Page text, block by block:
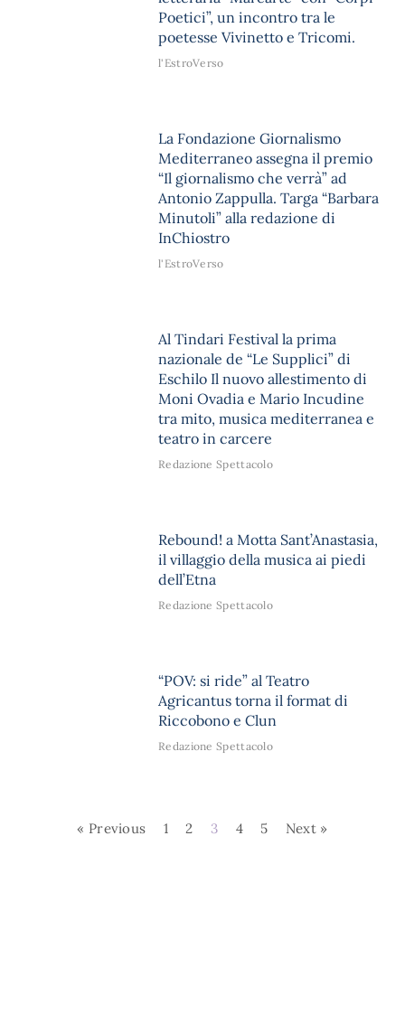
Poetici”, un incontro tra le
poetesse Vivinetto e Tricomi.
l'EstroVerso
La Fondazione Giornalismo
Mediterraneo assegna il premio
“Il giornalismo che verrà” ad
Antonio Zappulla. Targa “Barbara
Minutoli” alla redazione di
InChiostro
l'EstroVerso
Al Tindari Festival la prima
nazionale de “Le Supplici” di
Eschilo Il nuovo allestimento di
Moni Ovadia e Mario Incudine
tra mito, musica mediterranea e
teatro in carcere
Redazione Spettacolo
Rebound! a Motta Sant’Anastasia,
il villaggio della musica ai piedi
dell’Etna
Redazione Spettacolo
“POV: si ride” al Teatro
Agricantus torna il format di
Riccobono e Clun
Redazione Spettacolo
« Previous 1 2 3 4 5 Next »